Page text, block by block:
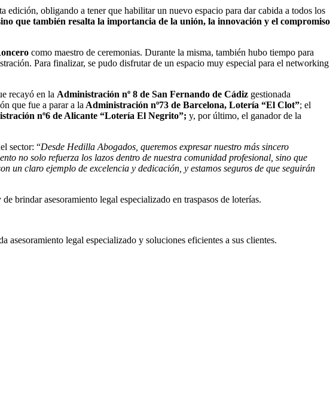
edición, obligando a tener que habilitar un nuevo espacio para dar cabida a todos los
que también resalta la importancia de la unión, la innovación y el compromiso
como maestro de ceremonias. Durante la misma, también hubo tiempo para
Para finalizar, se pudo disfrutar de un espacio muy especial para el networking
recayó en la Administración nº 8 de San Fernando de Cádiz gestionada
que fue a parar a la Administración nº73 de Barcelona, Lotería “El Clot”; el
nº6 de Alicante “Lotería El Negrito”; y, por último, el ganador de la
sector: “Desde Hedilla Abogados, queremos expresar nuestro más sincero
no solo refuerza los lazos dentro de nuestra comunidad profesional, sino que
un claro ejemplo de excelencia y dedicación, y estamos seguros de que seguirán
brindar asesoramiento legal especializado en traspasos de loterías.
asesoramiento legal especializado y soluciones eficientes a sus clientes.